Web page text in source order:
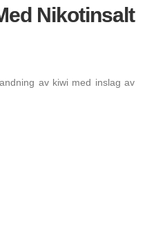
Nikotinsalt
av kiwi med inslag av